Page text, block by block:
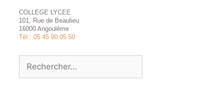
COLLEGE LYCEE
101, Rue de Beaulieu
16000 Angoulême
Tél.: 05 45 90 05 50
Rechercher :